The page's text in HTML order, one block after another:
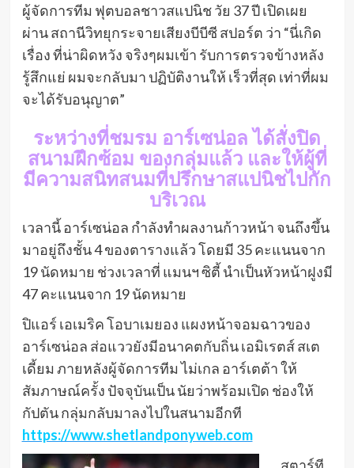
ผู้จัดการทีม ฟุตบอลชาวสแปนิช วัย 37 ปี เปิดเผย
ผ่าน สถานีวิทยุกระจายเสียงบีบีซี สปอร์ต ว่า “นี่เกิด
เรื่อง ที่น่าผิดหวัง จริงๆผมเข้า รับการตรวจข้างหลัง
รู้สึกแย่ ผมจะกลับมา ปฏิบัติงานให้ เร็วที่สุด เท่าที่ผม
จะได้รับอนุญาต”
ระหว่างที่ชมรม อาร์เซน่อล ได้สั่งปิด
สนามฝึกซ้อม ของกลุ่มแล้ว และให้ผู้ที่
มีความสนิทสนมที่ปรึกษาสแปนิชไปกัก
บริเวณ
เวลานี้ อาร์เซน่อล กำลังทำผลงานก้าวหน้า จนถึงขึ้น
มาอยู่ถึงชั้น 4 ของตารางแล้ว โดยมี 35 คะแนนจาก
19 นัดหมาย ช่วงเวลาที่ แมนฯ ซิตี้ นำเป็นหัวหน้าฝูงมี
47 คะแนนจาก 19 นัดหมาย
ปิแอร์ เอเมริค โอบาเมยอง แผงหน้าจอมฉาวของ
อาร์เซน่อล ส่อแววยังมีอนาคตกับถิ่น เอมิเรตส์ สเต
เดี้ยม ภายหลังผู้จัดการทีม ไม่เกล อาร์เตต้า ให้
สัมภาษณ์ครั้ง ปัจจุบันเป็น นัยว่าพร้อมเปิด ช่องให้
กัปตัน กลุ่มกลับมาลงไปในสนามอีกที
https://www.shetlandponyweb.com